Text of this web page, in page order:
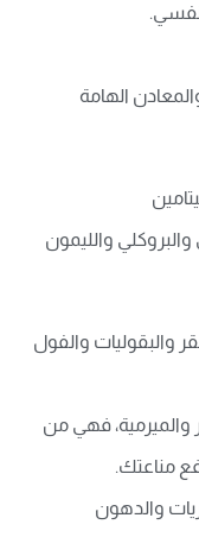
الهامة
والليمون
والبقوليات والفول
والميرمية، فهي من
مناعتك.
والدهون